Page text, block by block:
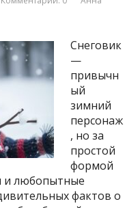
Снеговик
—
привычн
ый
зимний
персонаж
, но за
простой
формой
и любопытные
фактов о